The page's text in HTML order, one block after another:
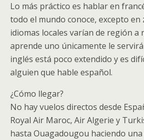
Lo más práctico es hablar en
todo el mundo conoce, excepto en
idiomas locales varían de región a
aprende uno únicamente le servirá
inglés está poco extendido y es
alguien que hable español.
¿Cómo llegar?
No hay vuelos directos desde
Royal Air Maroc, Air Algerie y
hasta Ouagadougou haciendo una